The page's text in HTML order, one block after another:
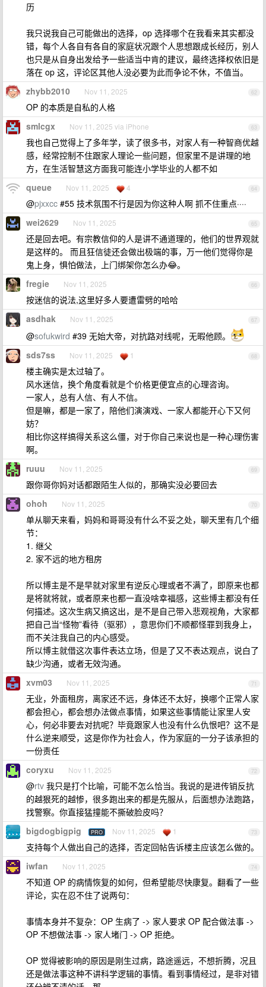
历
我只说我自己可能做出的选择，op 选择哪个在我看来其实都没
错，每个人各自有各自的家庭状况跟个人思想跟成长经历，别人
也只是从自身出发给予一些适当中肯的建议，最终选择权依旧是
落在 op 这，评论区其他人没必要为此而争论不休，不值当。
62
zhybb2010 Nov 11, 2025
OP 的本质是自私的人格
63
smlcgx Nov 11, 2025 via iPhone
我也自己觉得上了多年学，读了很多书，对家人有一种智商优越
感，经常控制不住跟家人理论一些问题，但家里不是讲理的地
方，在生活智慧这方面我可能连小学毕业的人都不如
64
queue Nov 11, 2025 4
@pjxxcc #55 技术氛围不行是因为你这种人啊 抓不住重点····
65
wei2629 Nov 11, 2025
还是回去吧。有宗教信仰的人是讲不通道理的，他们的世界观就
是这样的。 而且狂信徒还会做出极端的事，万一他们觉得你是
鬼上身，惧怕做法，上门绑架你怎么办😂。
66
fregie Nov 11, 2025
按迷信的说法,这里好多人要遭雷劈的哈哈
67
asdhak Nov 11, 2025
@sofukwird #39 无始大帝，对抗路对线呢，无暇他顾。
68
sds7ss Nov 11, 2025 1
楼主确实是太过轴了。
风水迷信，换个角度看就是个价格更便宜点的心理咨询。
一家人，总有人信、有人不信。
但是嘛，都是一家了，陪他们演演戏、一家人都能开心下又何
妨？
相比你这样搞得关系这么僵，对于你自己来说也是一种心理伤害
啊。
69
ruuu Nov 11, 2025
跟你哥你妈对话都跟陌生人似的，那确实没必要回去
70
ohoh Nov 11, 2025
单从聊天来看，妈妈和哥哥没有什么不妥之处，聊天里有几个细
节：
1. 继父
2. 家不远的地方租房
所以博主是不是早就对家里有逆反心理或者不满了，即原来也都
是将就将就，或者原来也都一直没啥幸福感，这些博主都没有任
何描述。这次生病又搞这出，是不是自己带入悲观视角，大家都
把自己当“怪物”看待（驱邪），意思你们不顺都怪罪到我身上，
而不关注我自己的内心感受。
所以博主就借这次事件表达立场，但是了又不表达观点，说白了
缺少沟通，或者无效沟通。
71
xvm03 Nov 11, 2025
无业，外面租房，离家还不远，身体还不太好，换哪个正常人家
都会担心，都会想办法做点事情，如果这些事情能让家里人安
心，何必非要去对抗呢？毕竟跟家人也没有什么仇恨吧？这不是
什么逆来顺受，这是你作为社会人，作为家庭的一分子该承担的
一份责任
72
coryxu Nov 11, 2025
@rtv 我只是打个比喻，可能不怎么恰当。我说的是进传销反抗
的越狠死的越惨，很多跑出来的都是先服从，后面想办法跑路，
找警察。你直接猛撞能不撕破脸皮吗？
73
bigdogbigpig PRO Nov 11, 2025 1
支持每个人做出自己的选择，否定回帖告诉楼主应该怎么做的。
74
iwfan Nov 11, 2025
不知道 OP 的病情恢复的如何，但希望能尽快康复。翻看了一些
评论，实在忍不住了说两句：
事情本身并不复杂：OP 生病了 -> 家人要求 OP 配合做法事 ->
OP 不想做法事 -> 家人堵门 -> OP 拒绝。
OP 觉得被影响的原因是刚生过病，路途遥远，不想折腾，况且
还是做法事这种不讲科学逻辑的事情。看到事情经过，是非对错